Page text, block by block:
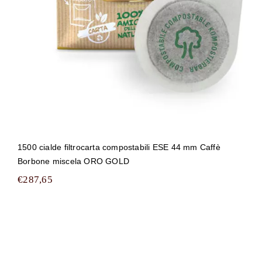
1500 cialde filtrocarta compostabili ESE 44 mm Caffè
Borbone miscela ORO GOLD
€287,65